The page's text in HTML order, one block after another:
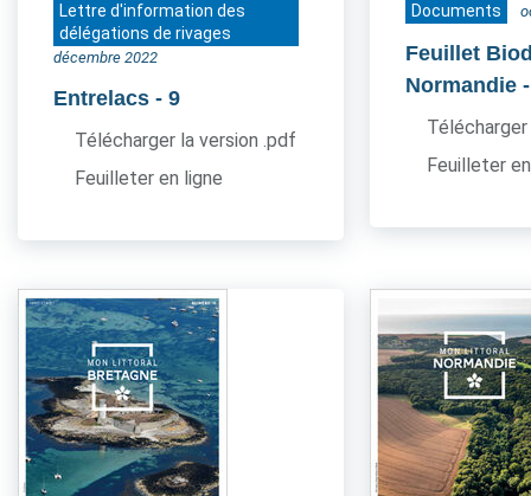
Lettre d'information des
délégations de rivages
décembre 2022
Entrelacs - 9
Télécharger la version .pdf
Feuilleter en ligne
Documents
Feuillet
Normandie
Feuilleter